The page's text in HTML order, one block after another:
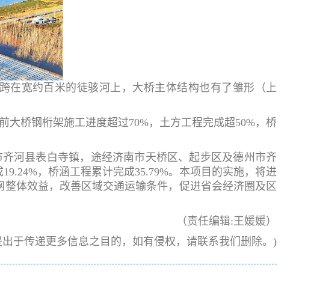
在宽约百米的徒骇河上，大桥主体结构也有了雏形（上
桥钢桁架施工进度超过70%，土方工程完成超50%，桥
河县表白寺镇，途经济南市天桥区、起步区及德州市齐
，桥涵工程累计完成35.79%。本项目的实施，将进
体效益，改善区域交通运输条件，促进省会经济圈及区
（责任编辑:王媛媛）
于传递更多信息之目的，如有侵权，请联系我们删除。)